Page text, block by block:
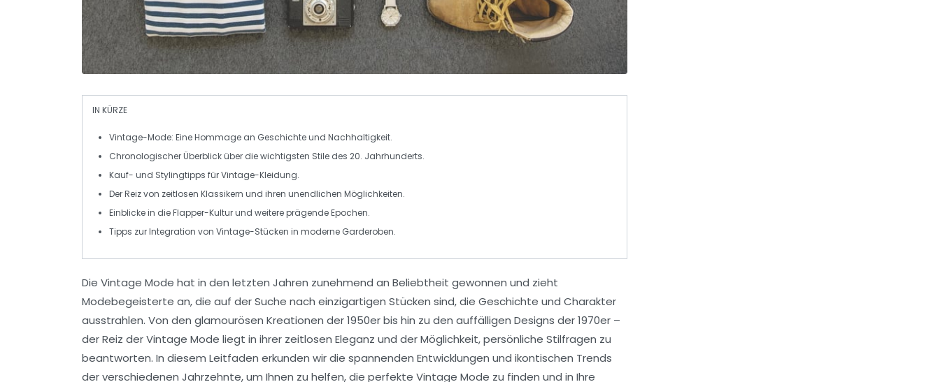
IN KÜRZE
Vintage-Mode: Eine Hommage an Geschichteund Nachhaltigkeit.
Chronologischer Überblick über die wichtigsten Stile des 20. Jahrhunderts.
Kauf- und Stylingtipps fürVintage-Kleidung.
Der Reiz von zeitlosen Klassikern und ihren unendlichen Möglichkeiten.
Einblicke in dieFlapper-Kulturund weitere prägende Epochen.
Tipps zur Integration von Vintage-Stücken in moderne Garderoben.
Die Vintage Mode hat in den letzten Jahren zunehmend an Beliebtheit gewonnen und zieht
Modebegeisterte an, die auf der Suche nach einzigartigen Stücken sind, die Geschichte und Charakter
ausstrahlen. Von den glamourösen Kreationen der1950erbis hin zu den auffälligen Designs der1970er –
der Reiz der Vintage Mode liegt in ihrer zeitlosen Eleganz und der Möglichkeit, persönliche Stilfragen zu
beantworten. In diesem Leitfaden erkunden wir die spannenden Entwicklungen und ikontischen Trends
der verschiedenen Jahrzehnte, um Ihnen zu helfen, die perfekte Vintage Mode zu finden und in Ihre